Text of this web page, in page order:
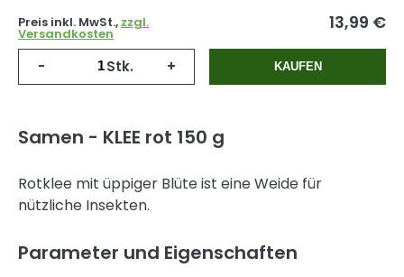
Preis inkl. MwSt., zzgl.
Versandkosten
13,99 €
- Stk. + KAUFEN
Samen - KLEE rot 150 g
Rotklee mit üppiger Blüte ist eine Weide für
nützliche Insekten.
Parameter und Eigenschaften